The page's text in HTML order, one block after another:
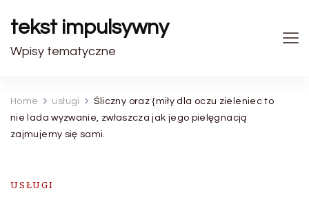
tekst impulsywny
Wpisy tematyczne
Home usługi
Śliczny oraz {miły dla oczu zieleniec to
nie lada wyzwanie, zwłaszcza jak jego pielęgnacją
zajmujemy się sami.
USŁUGI